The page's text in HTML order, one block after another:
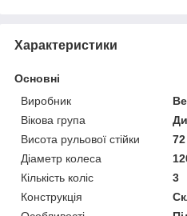
Характеристики
Основні
Виробник
Вікова група
Висота рульової стійки
Діаметр колеса
Кількість коліс
3
Конструкція